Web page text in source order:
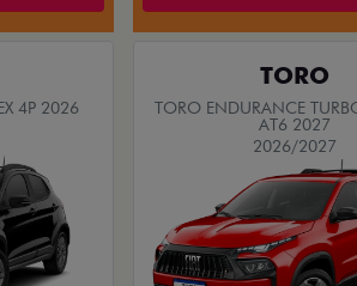
4P 2026
TORO
TORO ENDURANCE
AT6 2027
2026/2027